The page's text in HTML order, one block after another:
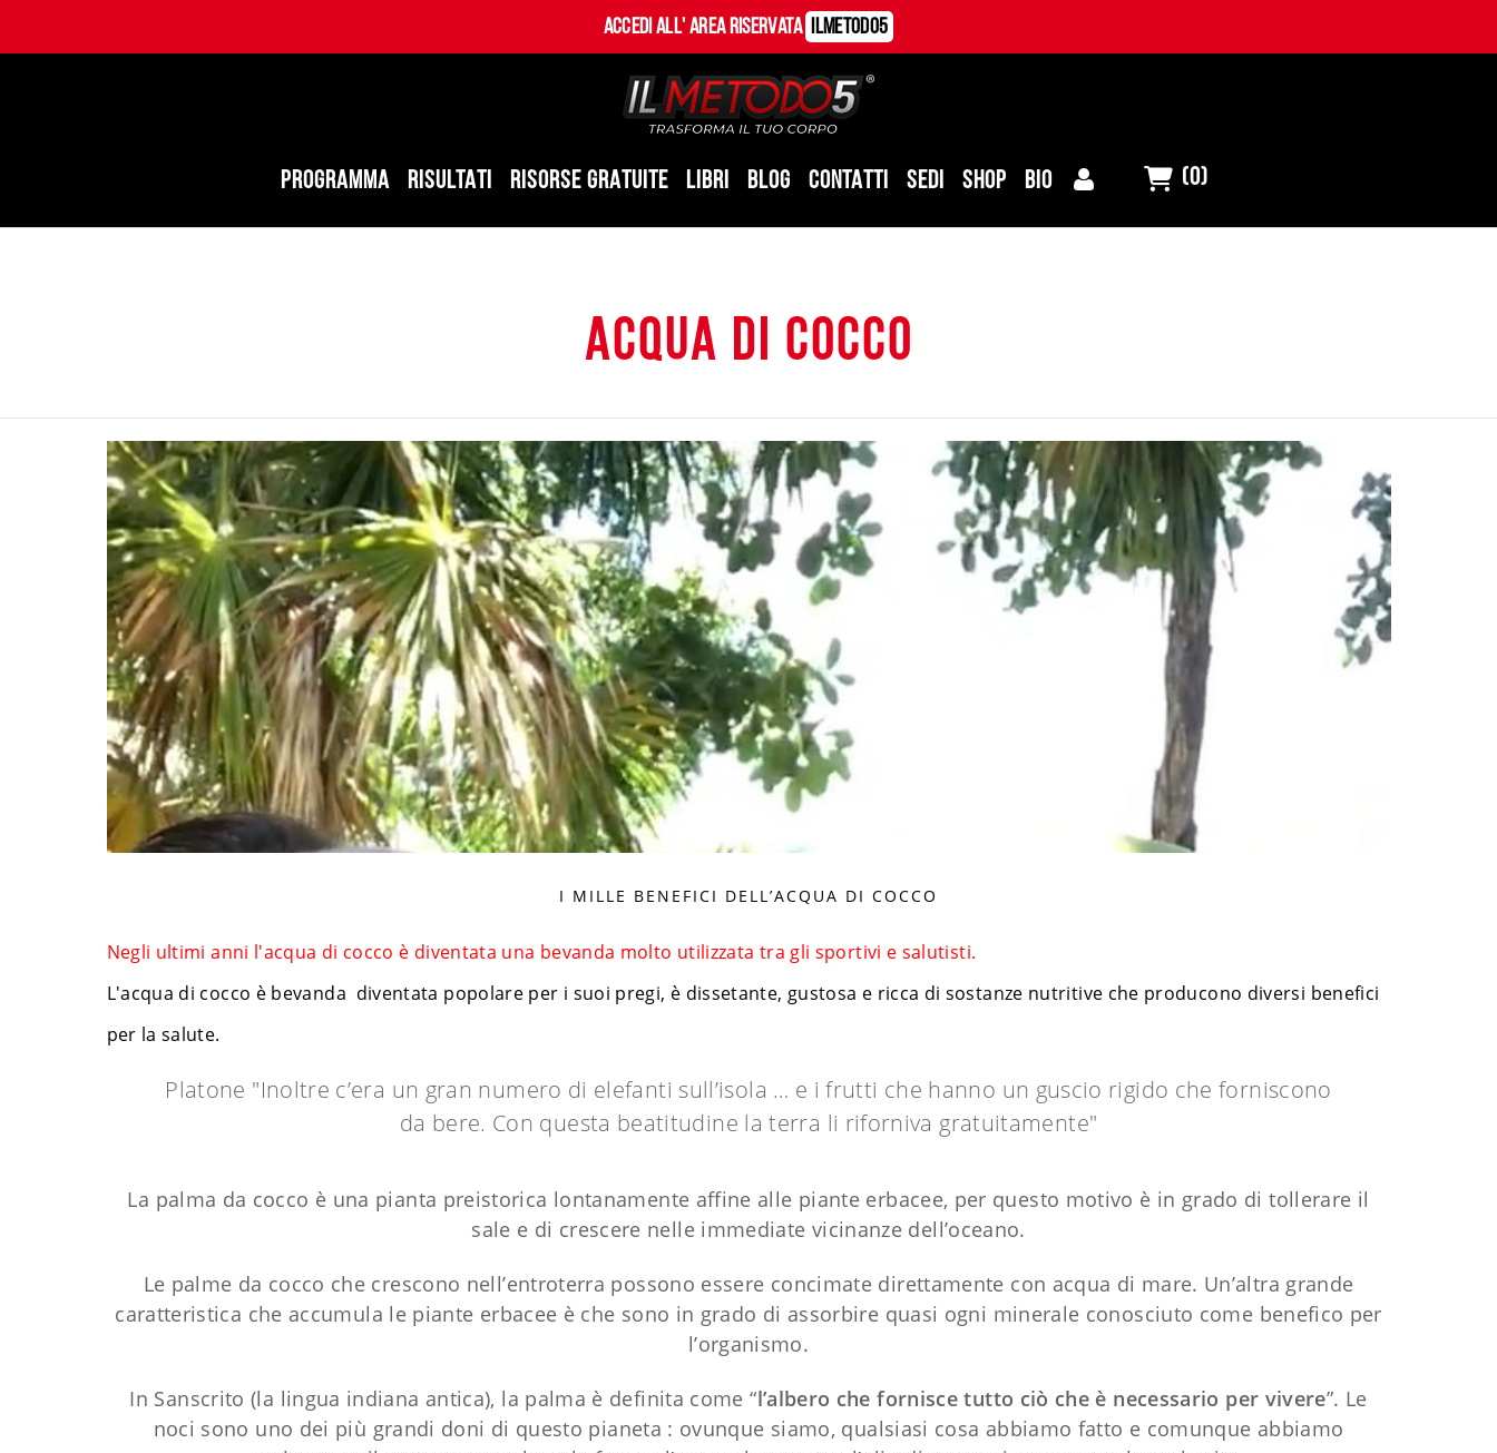
Accedi all' Area Riservata ILMetodo5
PROGRAMMA RISULTATI RISORSE GRATUITE LIBRI BLOG CONTATTI SEDI SHOP BIO (0)
acqua di cocco
I MILLE BENEFICI DELL’ACQUA DI COCCO
Negli ultimi anni l'acqua di cocco è diventata una bevanda molto utilizzata tra gli sportivi e salutisti.
L'acqua di cocco è bevanda diventata popolare per i suoi pregi, è dissetante, gustosa e ricca di sostanze nutritive che producono diversi benefici
per la salute.
Platone "Inoltre c’era un gran numero di elefanti sull’isola … e i frutti che hanno un guscio rigido che forniscono
da bere. Con questa beatitudine la terra li riforniva gratuitamente"
La palma da cocco è una pianta preistorica lontanamente affine alle piante erbacee, per questo motivo è in grado di tollerare il
sale e di crescere nelle immediate vicinanze dell’oceano.
Le palme da cocco che crescono nell’entroterra possono essere concimate direttamente con acqua di mare. Un’altra grande
caratteristica che accumula le piante erbacee è che sono in grado di assorbire quasi ogni minerale conosciuto come benefico per
l’organismo.
In Sanscrito (la lingua indiana antica), la palma è definita come “l’albero che fornisce tutto ciò che è necessario per vivere”. Le
noci sono uno dei più grandi doni di questo pianeta : ovunque siamo, qualsiasi cosa abbiamo fatto e comunque abbiamo